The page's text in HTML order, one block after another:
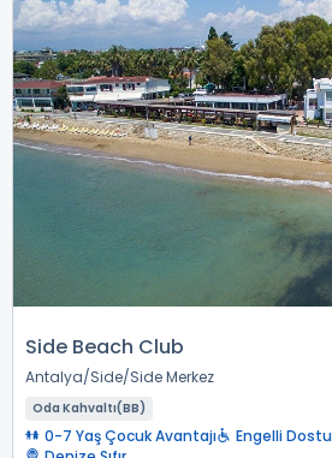
Side Beach Club
Antalya Side Side Merkez
Oda Kahvaltı(BB)
0-7 Yaş Çocuk Avantajı Engelli Dostu